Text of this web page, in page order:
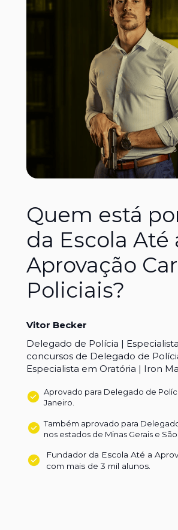
Quem está
da Escola Até
Aprovação
Policiais?
Vitor Becker
Delegado de Polícia |
concursos de Delegado de
Especialista em Oratória | Iron
Aprovado para Delegado de
Janeiro.
Também aprovado para
nos estados de Minas Gerais e São
Fundador da Escola Até a
com mais de 3 mil alunos.